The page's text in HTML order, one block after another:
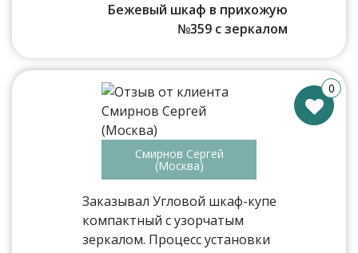
Бежевый шкаф в прихожую
№359 с зеркалом
Смирнов Сергей
(Москва)
Заказывал Угловой шкаф-купе
компактный с узорчатым
зеркалом. Процесс установки
0